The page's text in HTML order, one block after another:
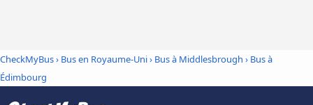
CheckMyBus› Bus en Royaume-Uni› Bus à Middlesbrough › Bus à
Édimbourg